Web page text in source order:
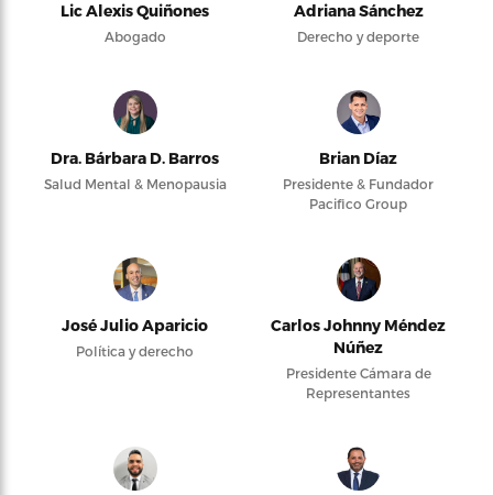
Lic Alexis Quiñones
Abogado
Adriana Sánchez
Derecho y deporte
Dra. Bárbara D. Barros
Salud Mental & Menopausia
Brian Díaz
Presidente & Fundador
Pacifico Group
José Julio Aparicio
Política y derecho
Carlos Johnny Méndez
Núñez
Presidente Cámara de
Representantes